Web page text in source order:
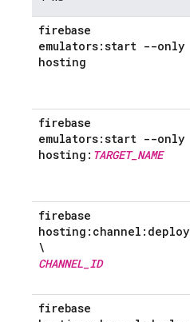
firebase
emulators:start --only
hosting
firebase
emulators:start --only
hosting: TARGET_ NAME
firebase
hosting:channel:deploy
\
CHANNEL ID
firebase